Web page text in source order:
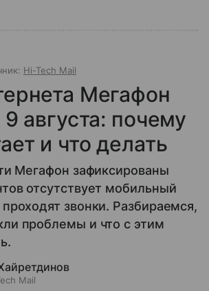
Hi-Tech Mail
Мегафон
августа: почему
и что делать
Мегафон зафиксированы
отсутствует мобильный
звонки. Разбираемся,
проблемы и что с этим
Mail